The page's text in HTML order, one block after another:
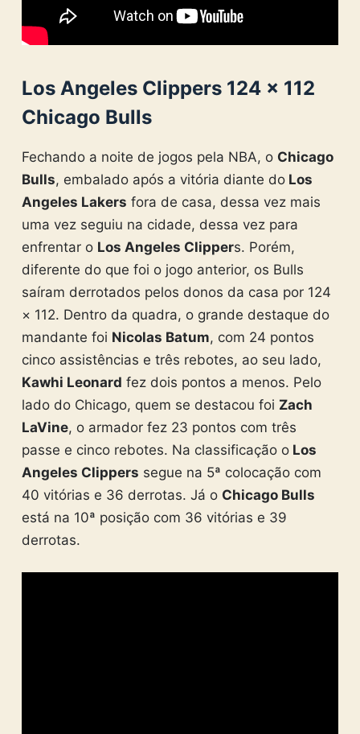
Los Angeles Clippers 124 × 112
Chicago Bulls
Fechando a noite de jogos pela NBA, o Chicago
Bulls, embalado após a vitória diante doLos
Angeles Lakers fora de casa, dessa vez mais
uma vez seguiu na cidade, dessa vez para
enfrentar o Los Angeles Clippers. Porém,
diferente do que foi o jogo anterior, os Bulls
saíram derrotados pelos donos da casa por 124
× 112. Dentro da quadra, o grande destaque do
mandante foi Nicolas Batum, com 24 pontos
cinco assistências e três rebotes, ao seu lado,
Kawhi Leonard fez dois pontos a menos. Pelo
lado do Chicago, quem se destacou foi Zach
LaVine, o armador fez 23 pontos com três
passe e cinco rebotes. Na classificação oLos
Angeles Clippers segue na 5ª colocação com
40 vitórias e 36 derrotas. Já o Chicago Bulls
está na 10ª posição com 36 vitórias e 39
derrotas.